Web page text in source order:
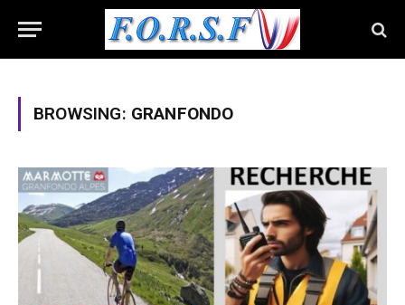
BROWSING: GRANFONDO